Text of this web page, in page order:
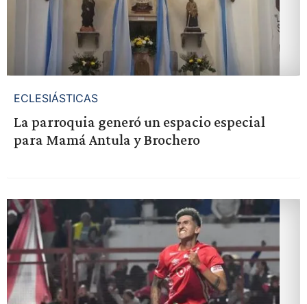
ECLESIÁSTICAS
La parroquia generó un espacio especial
para Mamá Antula y Brochero